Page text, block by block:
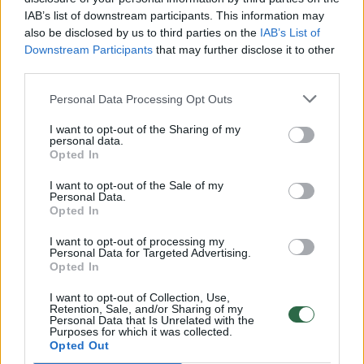
IAB’s list of downstream participants. This information may
also be disclosed by us to third parties on the IAB’s List of
Downstream Participants that may further disclose it to other
Personal Data Processing Opt Outs
I want to opt-out of the Sharing of my
personal data.
Opted In
I want to opt-out of the Sale of my
Personal Data.
Opted In
I want to opt-out of processing my
Personal Data for Targeted Advertising.
Opted In
I want to opt-out of Collection, Use,
Retention, Sale, and/or Sharing of my
Personal Data that Is Unrelated with the
Purposes for which it was collected.
Opted Out
00:00:30
Vaizdai iš tragiškos avarijos Vilniaus r.: dviejų moterų ir
vaiko gyvybių išgelbėti nepavyko
Savaitės vidurys nusimato karštas: temperatūra kils iki
32 laipsnių šilumos
vaizdas pribloškia
Žinios | Lietuvos diena
00:00:55
Avarija Vilniuje: į stotelę įsirėžęs automobilis sužalojo
dvi moteris